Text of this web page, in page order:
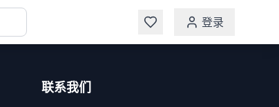
登录
联系我们